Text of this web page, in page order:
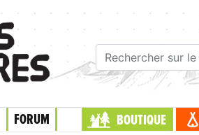
FORUM BOUTIQUE